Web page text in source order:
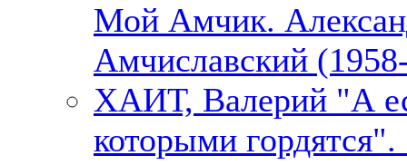
Мой Амчик.
Амчиславский
ХАИТ, Валерий "А
которыми